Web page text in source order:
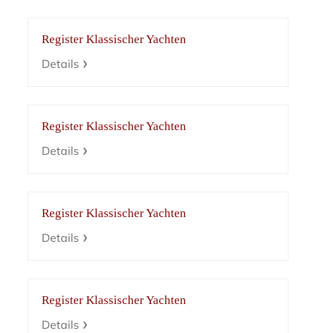
Register Klassischer Yachten
Details
Register Klassischer Yachten
Details
Register Klassischer Yachten
Details
Register Klassischer Yachten
Details